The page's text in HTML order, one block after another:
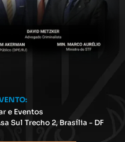
e Eventos
Sul Trecho 2, Brasília - DF